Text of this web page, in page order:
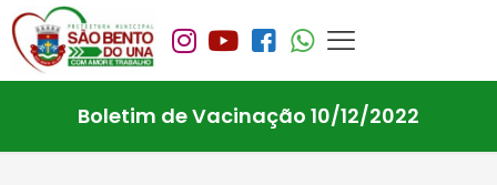
Boletim de Vacinação 10/12/2022